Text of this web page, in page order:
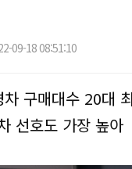
09-18 08:51:10
차 구매대수 20대
선호도 가장 높아